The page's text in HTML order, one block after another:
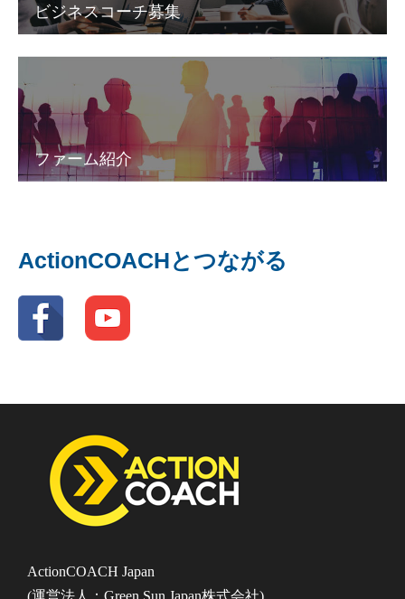
ビジネスコーチ募集
ファーム紹介
ActionCOACHとつながる
ActionCOACH Japan
(運営法人：Green Sun Japan株式会社)